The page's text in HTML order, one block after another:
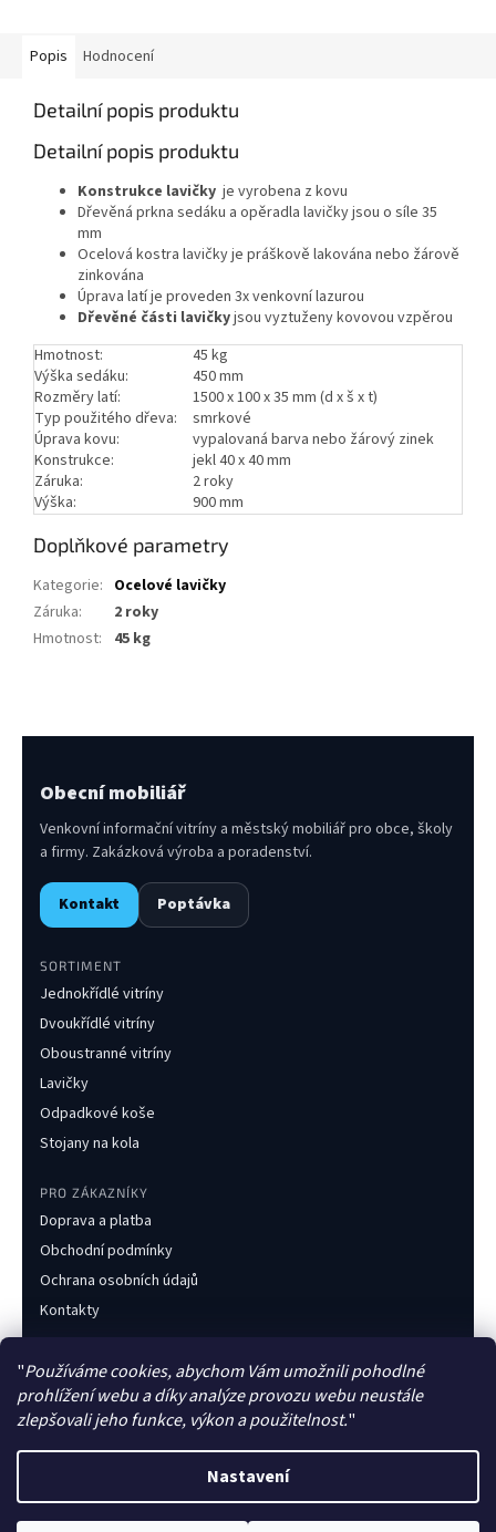
"Používáme cookies, abychom Vám umožnili pohodlné
prohlížení webu a díky analýze provozu webu neustále
zlepšovali jeho funkce, výkon a použitelnost."
Nastavení
Popis Hodnocení
Detailní popis produktu
Detailní popis produktu
Konstrukce lavičky je vyrobena z kovu
Dřevěná prkna sedáku a opěradla lavičkyjsou o síle 35
mm
Ocelová kostra lavičky je práškově lakována nebo žárově
zinkována
Úprava latí je proveden 3x venkovní lazurou
Dřevěné části lavičkyjsou vyztuženy kovovou vzpěrou
Hmotnost:
45 kg
Výška sedáku:
450 mm
Rozměry latí:
1500 x 100 x 35 mm (d x š x t)
Typ použitého dřeva:
smrkové
Úprava kovu:
vypalovaná barva nebo žárový zinek
Konstrukce:
jekl 40 x 40 mm
Záruka:
2 roky
Výška:
900 mm
Doplňkové parametry
Kategorie: Ocelové lavičky
Záruka:
2 roky
Hmotnost: 45 kg
Obecní mobiliář
Venkovní informační vitríny a městský mobiliář pro obce, školy
a firmy. Zakázková výroba a poradenství.
Kontakt Poptávka
SORTIMENT
Jednokřídlé vitríny
Dvoukřídlé vitríny
Oboustranné vitríny
Lavičky
Odpadkové koše
Stojany na kola
PRO ZÁKAZNÍKY
Doprava a platba
Obchodní podmínky
Ochrana osobních údajů
Kontakty
+420 733 216 437
obchod@obecnimobiliar.cz
Po–Pá 8:00–16:00